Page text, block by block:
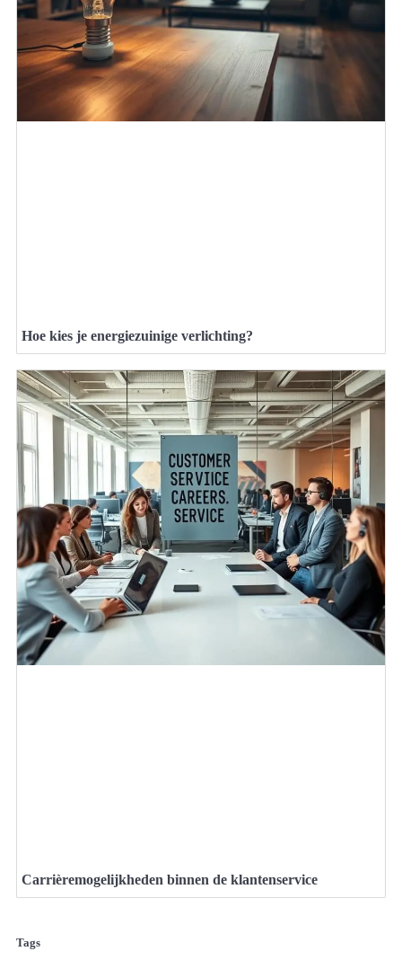
Hoe kies je energiezuinige verlichting?
Carrièremogelijkheden binnen de klantenservice
Tags